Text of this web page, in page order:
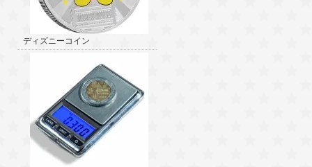
ディズニーコイン